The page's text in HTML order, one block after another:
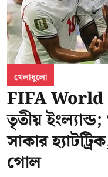
খেলাধুলো
FIFA World
তৃতীয়
সাকার
গোল